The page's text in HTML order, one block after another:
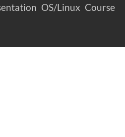
OS/Linux Course